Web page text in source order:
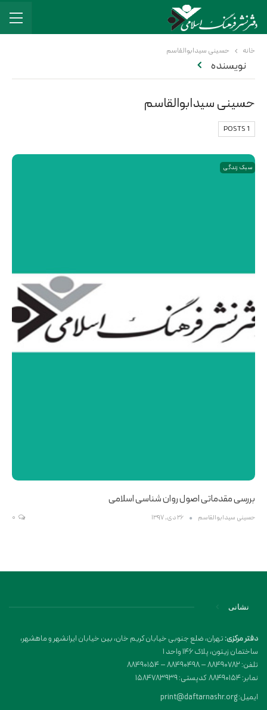
خانه حسینی سیدابوالقاسم
نویسنده
حسینی سیدابوالقاسم
1 POSTS
سبک زندگی
بررسی مقدماتی اصول روان شناسی اسلامی
حسینی سیدابوالقاسم 26 دی, 1397
نشانی
دفتر مرکزی:تهران، ضلع جنوبی خیابان کریم خان، بین خیابان ایرانشهر و ماهشهر،
ساختمان زیتون، پلاک 146 واحد 1
تلفن: 88490782 – 88490498 – 88490154
نمابر: 88490154 کدپستی: 1584783939
ایمیل: print@daftarnashr.org